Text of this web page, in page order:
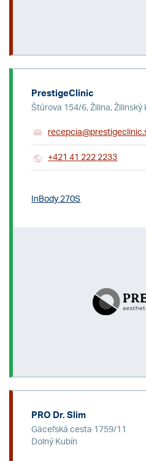
PrestigeClinic
Štúrova 154/6, Žilina, Žilinský
+421 41 222 2233
InBody 270S
PRO Dr. Slim
Gäceľská cesta 1759/11
Dolný Kubín